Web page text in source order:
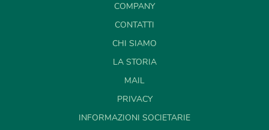
COMPANY
CONTATTI
CHI SIAMO
LA STORIA
MAIL
PRIVACY
INFORMAZIONI SOCIETARIE